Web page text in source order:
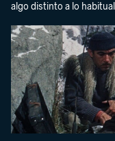
algo distinto a lo habitual